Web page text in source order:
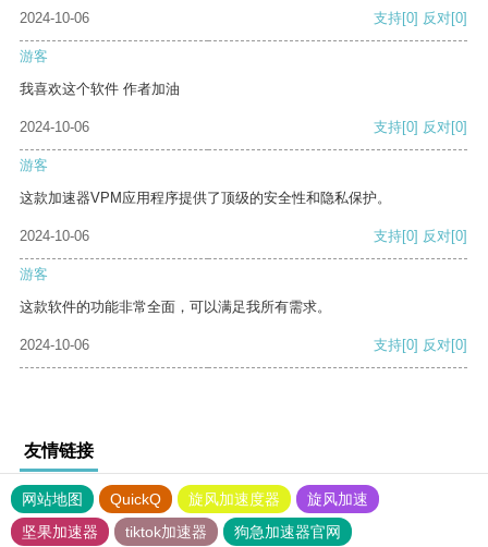
2024-10-06 支持[0] 反对[0]
游客
我喜欢这个软件 作者加油
2024-10-06 支持[0] 反对[0]
游客
这款加速器VPM应用程序提供了顶级的安全性和隐私保护。
2024-10-06 支持[0] 反对[0]
游客
这款软件的功能非常全面，可以满足我所有需求。
2024-10-06 支持[0] 反对[0]
友情链接
网站地图 QuickQ 旋风加速度器
旋风加速
坚果加速器
tiktok加速器
狗急加速器官网